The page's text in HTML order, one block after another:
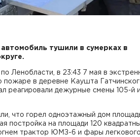
тушили в сумерках в
Ленобласти, в 23:43 7 мая в
в деревне Каушта
реагировали дежурные смены 105-й
что горел одноэтажный дом
постройка на площади 120
трактор ЮМЗ-6 и фары